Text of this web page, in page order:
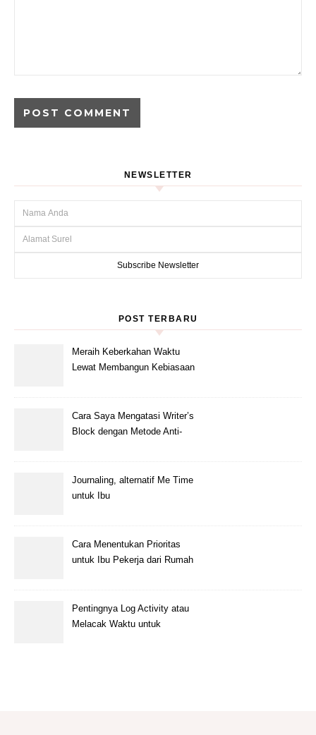
NEWSLETTER
POST TERBARU
Meraih Keberkahan Waktu
Lewat Membangun Kebiasaan
Cara Saya Mengatasi Writer’s
Block dengan Metode Anti-
Journaling, alternatif Me Time
untuk Ibu
Cara Menentukan Prioritas
untuk Ibu Pekerja dari Rumah
Pentingnya Log Activity atau
Melacak Waktu untuk